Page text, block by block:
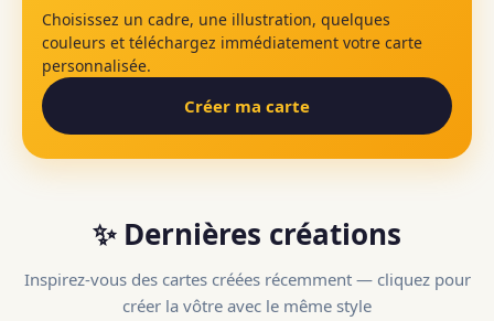
Choisissez un cadre, une illustration, quelques
couleurs et téléchargez immédiatement votre carte
personnalisée.
Créer ma carte
✨ Dernières créations
Inspirez-vous des cartes créées récemment — cliquez pour
créer la vôtre avec le même style